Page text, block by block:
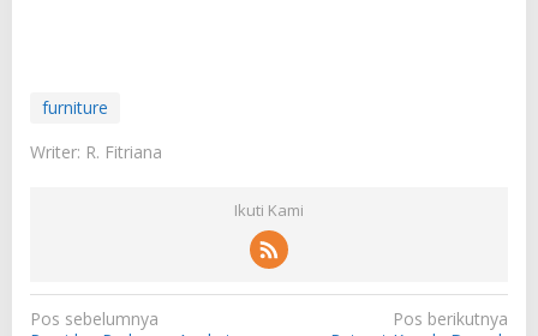
furniture
Writer: R. Fitriana
Ikuti Kami
N
Pos sebelumnya
Pos berikutnya